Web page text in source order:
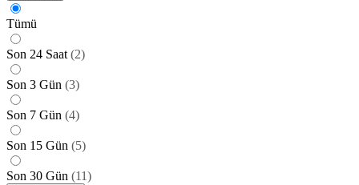
Tümü
Son 24 Saat (2)
Son 3 Gün (3)
Son 7 Gün (4)
Son 15 Gün (5)
Son 30 Gün (11)